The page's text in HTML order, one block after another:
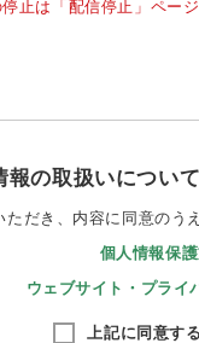
止は「配信停止」ペー
報の取扱いについ
だき、内容に同意のうえ
個人情報保
ウェブサイト・プライ
上記に同意する